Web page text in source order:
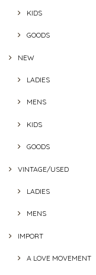
KIDS
GOODS
NEW
LADIES
MENS
KIDS
GOODS
VINTAGE/USED
LADIES
MENS
IMPORT
A LOVE MOVEMENT